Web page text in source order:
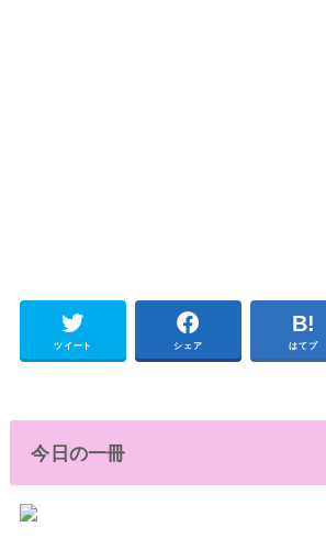
ツイート シェア はてブ
今日の一冊